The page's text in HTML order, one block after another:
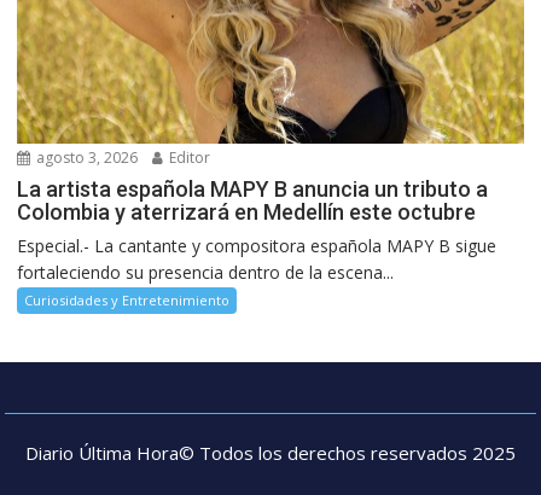
agosto 3, 2026 Editor
La artista española MAPY B anuncia un tributo a
Colombia y aterrizará en Medellín este octubre
Especial.- La cantante y compositora española MAPY B sigue
fortaleciendo su presencia dentro de la escena...
Curiosidades y Entretenimiento
Diario Última Hora© Todos los derechos reservados 2025